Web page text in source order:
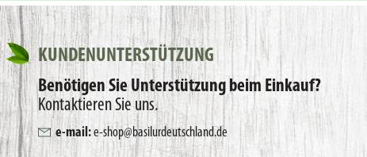
KUNDENUNTERSTÜTZUNG
Benötigen Sie Unterstützung beim Einkauf?
Kontaktieren Sie uns.
e-mail:e-shop@basilurdeutschland.de